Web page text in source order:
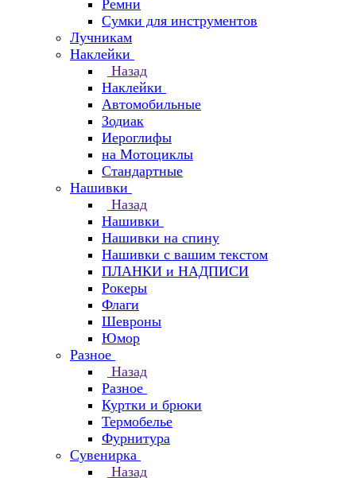
Ремни
Сумки для инструментов
Лучникам
Наклейки
Назад
Наклейки
Автомобильные
Зодиак
Иероглифы
на Мотоциклы
Стандартные
Нашивки
Назад
Нашивки
Нашивки на спину
Нашивки с вашим текстом
ПЛАНКИ и НАДПИСИ
Рокеры
Флаги
Шевроны
Юмор
Разное
Назад
Разное
Куртки и брюки
Термобелье
Фурнитура
Сувенирка
Назад